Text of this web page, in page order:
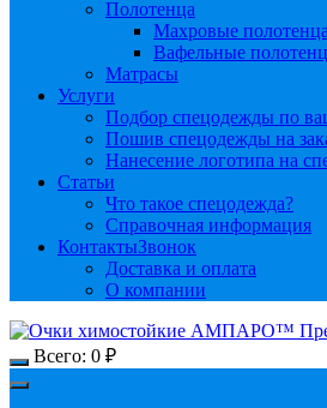
Полотенца
Махровые полотенца
Вафельные
Матрасы
Услуги
Подбор спецодежды по
Пошив спецодежды на
Нанесение логотипа на
Статьи
Что такое спецодежда?
Справочная информация
КонтактыЗвонок
Доставка и оплата
О компании
Всего: 0 ₽